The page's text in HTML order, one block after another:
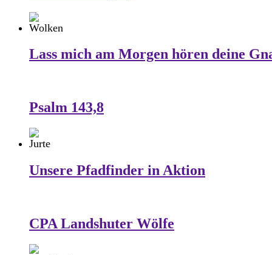
Lass mich am Morgen hören deine
Psalm 143,8
Unsere Pfadfinder in Aktion
CPA Landshuter Wölfe